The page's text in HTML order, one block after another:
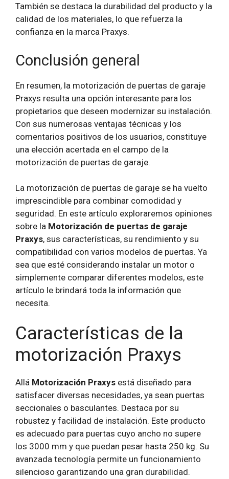
También se destaca la durabilidad del producto y la
calidad de los materiales, lo que refuerza la
confianza en la marca Praxys.
Conclusión general
En resumen, la motorización de puertas de garaje
Praxys resulta una opción interesante para los
propietarios que deseen modernizar su instalación.
Con sus numerosas ventajas técnicas y los
comentarios positivos de los usuarios, constituye
una elección acertada en el campo de la
motorización de puertas de garaje.
La motorización de puertas de garaje se ha vuelto
imprescindible para combinar comodidad y
seguridad. En este artículo exploraremos opiniones
sobre la Motorización de puertas de garaje
Praxys, sus características, su rendimiento y su
compatibilidad con varios modelos de puertas. Ya
sea que esté considerando instalar un motor o
simplemente comparar diferentes modelos, este
artículo le brindará toda la información que
necesita.
Características de la
motorización Praxys
Allá Motorización Praxys está diseñado para
satisfacer diversas necesidades, ya sean puertas
seccionales o basculantes. Destaca por su
robustez y facilidad de instalación. Este producto
es adecuado para puertas cuyo ancho no supere
los 3000 mm y que puedan pesar hasta 250 kg. Su
avanzada tecnología permite un funcionamiento
silencioso garantizando una gran durabilidad.